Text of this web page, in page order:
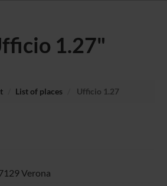
1.27"
List of places Ufficio 1.27
Verona